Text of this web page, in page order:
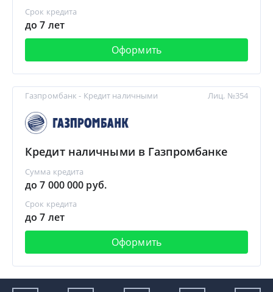
Срок кредита
до 7 лет
Оформить
Газпромбанк - Кредит наличными
Кредит наличными в Газпромбанке
Сумма кредита
до 7 000 000 руб.
Срок кредита
до 7 лет
Оформить
Лиц. №354